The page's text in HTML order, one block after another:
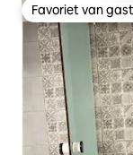
Favoriet van
Favoriet van